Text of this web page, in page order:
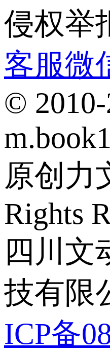
侵权举
客服微
© 2010-
原创力
Rights
四川文
技有限
ICP备